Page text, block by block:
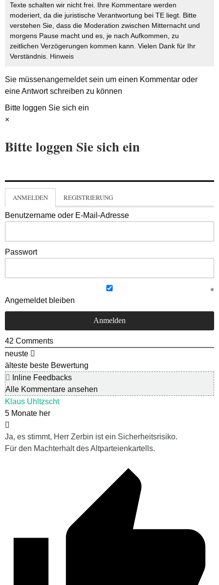
Texte schalten wir nicht frei. Ihre Kommentare werden
moderiert, da die juristische Verantwortung bei TE liegt. Bitte
verstehen Sie, dass die Moderation zwischen Mitternacht und
morgens Pause macht und es, je nach Aufkommen, zu
zeitlichen Verzögerungen kommen kann. Vielen Dank für Ihr
Verständnis. Hinweis
Sie müssenangemeldetsein um einen Kommentar oder
eine Antwort schreiben zu können
Bitte loggen Sie sich ein
×
Bitte loggen Sie sich ein
ANMELDEN REGISTRIERUNG
Benutzername oder E-Mail-Adresse
Passwort
Angemeldet bleiben
42 Comments
neuste
älteste beste Bewertung
Inline Feedbacks
Alle Kommentare ansehen
Klaus Uhltzscht
5 Monate her
Ja, es stimmt, Herr Zerbin ist ein Sicherheitsrisiko.
Für den Machterhalt des Altparteienkartells.